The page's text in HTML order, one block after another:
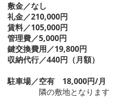
敷金／なし
礼金／210,000円
賃料／105,000円
管理費／5,000円
鍵交換費用／19,800円
収納代行／440円（月額）
駐車場／空有 18,000円/月
隣の敷地となります